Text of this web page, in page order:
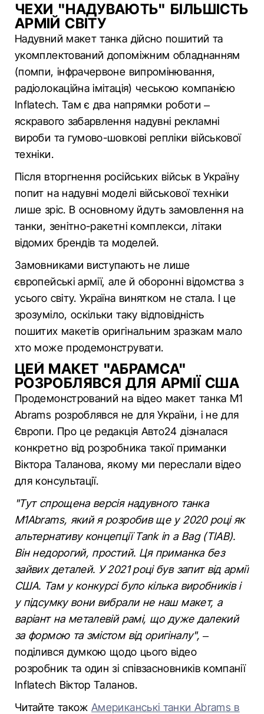
ЧЕХИ "НАДУВАЮТЬ" БІЛЬШІСТЬ
АРМІЙ СВІТУ
Надувний макет танка дійсно пошитий та
укомплектований допоміжним обладнанням
(помпи, інфрачервоне випромінювання,
радіолокаційна імітація) чеською компанією
Inflatech. Там є два напрямки роботи –
яскравого забарвлення надувні рекламні
вироби та гумово-шовкові репліки військової
техніки.
Після вторгнення російських військ в Україну
попит на надувні моделі військової техніки
лише зріс. В основному йдуть замовлення на
танки, зенітно-ракетні комплекси, літаки
відомих брендів та моделей.
Замовниками виступають не лише
європейські армії, але й оборонні відомства з
усього світу. Україна винятком не стала. І це
зрозуміло, оскільки таку відповідність
пошитих макетів оригінальним зразкам мало
хто може продемонструвати.
ЦЕЙ МАКЕТ "АБРАМСА"
РОЗРОБЛЯВСЯ ДЛЯ АРМІЇ США
Продемонстрований на відео макет танка M1
Abrams розроблявся не для України, і не для
Європи. Про це редакція Авто24 дізналася
конкретно від розробника такої приманки
Віктора Таланова, якому ми переслали відео
для консультації.
"Тут спрощена версія надувного танка
M1Abrams, який я розробив ще у 2020 році як
альтернативу концепції Tank in a Bag (TIAB).
Він недорогий, простий. Ця приманка без
зайвих деталей. У 2021 році був запит від армії
США. Там у конкурсі було кілька виробників і
у підсумку вони вибрали не наш макет, а
варіант на металевій рамі, що дуже далекий
за формою та змістом від оригіналу",–
поділився думкою щодо цього відео
розробник та один зі співзасновників компанії
Inflatech Віктор Таланов.
Читайте такожАмериканські танки Abrams в